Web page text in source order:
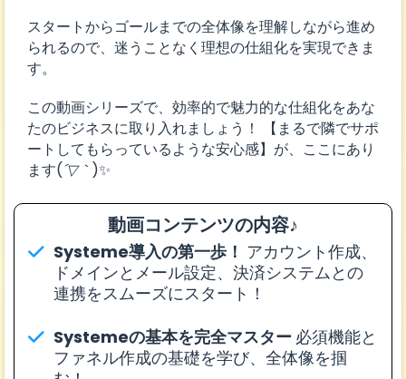
スタートからゴールまでの全体像を理解しながら進め
られるので、迷うことなく理想の仕組化を実現できま
す。
この動画シリーズで、効率的で魅力的な仕組化をあな
たのビジネスに取り入れましょう！ 【まるで隣でサポ
ートしてもらっているような安心感】が、ここにあり
ます(´▽｀ )✨
動画コンテンツの内容♪
Systeme導入の第一歩！ アカウント作成、
ドメインとメール設定、決済システムとの
連携をスムーズにスタート！
Systemeの基本を完全マスター 必須機能と
ファネル作成の基礎を学び、全体像を掴